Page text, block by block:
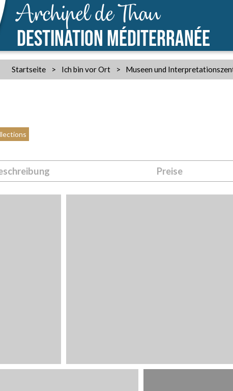
Archipel de Thau
DESTINATION MÉDITERRANÉE
Startseite > Ich bin vor Ort > Museen und
Preise